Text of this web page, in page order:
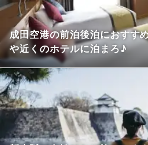
成田空港の前泊後泊におすす
や近くのホテルに泊まろ♪